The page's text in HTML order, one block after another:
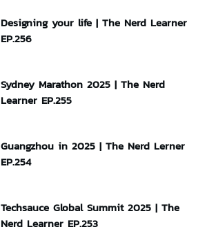
Designing your life | The Nerd Learner
EP.256
Sydney Marathon 2025 | The Nerd
Learner EP.255
Guangzhou in 2025 | The Nerd Lerner
EP.254
Techsauce Global Summit 2025 | The
Nerd Learner EP.253